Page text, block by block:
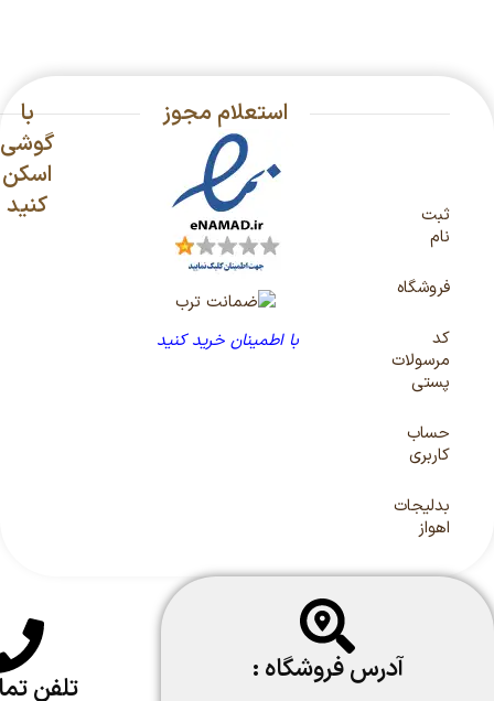
ثبت
نام
فروشگاه
کد
مرسولات
پستی
حساب
کاربری
بدلیجات
اهواز
استعلام مجوز
با اطمینان خرید کنید
با
گوشی
اسکن
کنید
آدرس فروشگاه :
تلفن